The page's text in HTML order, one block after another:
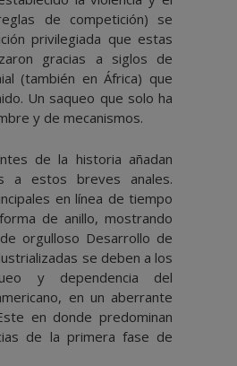
de competición) se
privilegiada que estas
gracias a siglos de
(también en África) que
Un saqueo que solo ha
y de mecanismos.
de la historia añadan
a estos breves anales.
en línea de tiempo
de anillo, mostrando
orgulloso Desarrollo de
se deben a los
y dependencia del
en un aberrante
en donde predominan
de la primera fase de